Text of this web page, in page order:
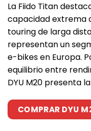
La Fiido Titan
capacidad extrema
touring de larga
representan un
e-bikes en Europa.
equilibrio entre
DYU M20 presenta
COMPRAR DYU